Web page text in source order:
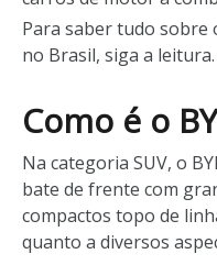
Para saber tudo sobre
no Brasil, siga a leitura.
Como é o
Na categoria SUV, o
bate de frente com
compactos topo de
quanto a diversos